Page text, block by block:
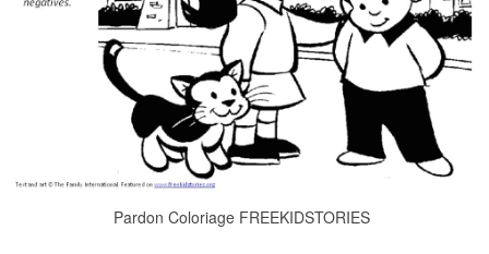
Pardon Coloriage FREEKIDSTORIES